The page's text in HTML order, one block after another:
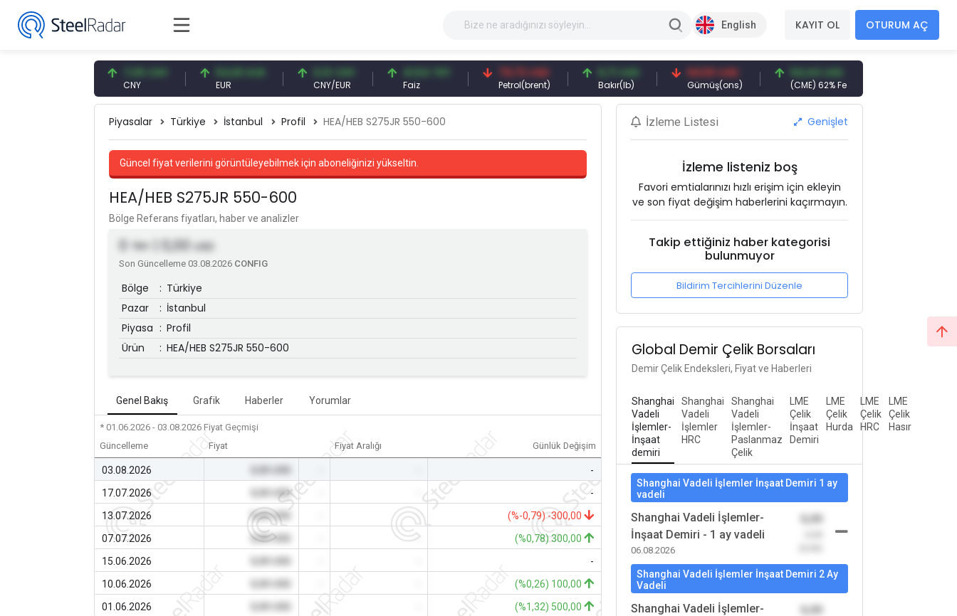
English KAYIT OL OTURUM AÇ
7,09 CNY 54,93 EUR
EUR
0,13 CNY
CNY/EUR
41,54 TRY
Faiz
79,73 USD
Petrol(brent)
6,71 USD
Bakır(lb)
94,50 USD
Gümüş(ons)
94,44 USD
(CME) 62% Fe
Piyasalar Türkiye İstanbul Profil HEA/HEB S275JR 550-600
Güncel fiyat verilerini görüntüleyebilmek için aboneliğinizi yükseltin.
HEA/HEB S275JR 550-600
Bölge Referans fiyatları, haber ve analizler
TRY | 0,00 USD
Son Güncelleme 03.08.2026 CONFIG
Bölge : Türkiye
Pazar
: İstanbul
Piyasa : Profil
Ürün
: HEA/HEB S275JR 550-600
Genel Bakış Grafik Haberler Yorumlar
* 01.06.2026 - 03.08.2026 Fiyat Geçmişi
Güncelleme
Fiyat Fiyat Aralığı Günlük Değişim
03.08.2026
-
17.07.2026
0,00 USD
-
13.07.2026
0,00 USD -
(%-0,79) -300,00
07.07.2026
0,00 USD -
(%0,78) 300,00
15.06.2026
-
10.06.2026
(%0,26) 100,00
01.06.2026
- (%1,32) 500,00
İzleme Listesi Genişlet
İzleme listeniz boş
Favori emtialarınızı hızlı erişim için ekleyin
ve son fiyat değişim haberlerini kaçırmayın.
Takip ettiğiniz haber kategorisi
bulunmuyor
Bildirim Tercihlerini Düzenle
Global Demir Çelik Borsaları
Demir Çelik Endeksleri, Fiyat ve Haberleri
Shanghai
Vadeli
İşlemler-
İnşaat
demiri
Shanghai
Vadeli
İşlemler
HRC
Shanghai
Vadeli
İşlemler-
Paslanmaz
Çelik
LME
Çelik
İnşaat
Demiri
LME
Çelik
Hurda
LME
Çelik
HRC
LME
Çelik
Hasır
Shanghai Vadeli İşlemler İnşaat Demiri 1 ay
vadeli
Shanghai Vadeli İşlemler-
İnşaat Demiri - 1 ay vadeli
06.08.2026
Shanghai Vadeli İşlemler İnşaat Demiri 2 Ay
Vadeli
Shanghai Vadeli İşlemler-